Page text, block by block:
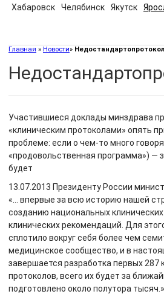
Хабаровск
Челябинск Якутск
Главная » Новости»
Участившиеся доклады минздрава
«клиническим протоколами» опять
проблеме: если о чем-то много
«продовольственная программа») —
будет
13.07.2013 Президенту России
«… впервые за всю историю нашей
созданию национальных
клинических рекомендаций. Для
сплотило вокруг себя более чем
медицинское сообщество, и в
завершается разработка первых 287
протоколов, всего их будет за
подготовлено около полутора тысяч.»